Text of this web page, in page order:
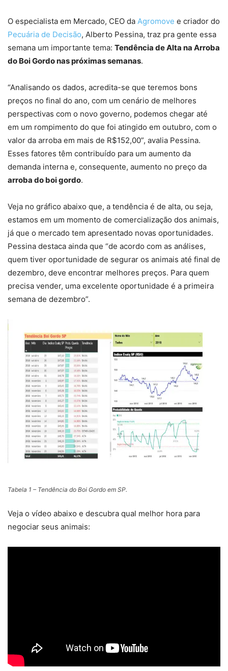
O especialista em Mercado, CEO da Agromove e criador do
Pecuária de Decisão, Alberto Pessina, traz pra gente essa
semana um importante tema: Tendência de Alta na Arroba
do Boi Gordo nas próximas semanas.
“Analisando os dados, acredita-se que teremos bons
preços no final do ano, com um cenário de melhores
perspectivas com o novo governo, podemos chegar até
em um rompimento do que foi atingido em outubro, com o
valor da arroba em mais de R$152,00”, avalia Pessina.
Esses fatores têm contribuído para um aumento da
demanda interna e, consequente, aumento no preço da
arroba do boi gordo.
Veja no gráfico abaixo que, a tendência é de alta, ou seja,
estamos em um momento de comercialização dos animais,
já que o mercado tem apresentado novas oportunidades.
Pessina destaca ainda que “de acordo com as análises,
quem tiver oportunidade de segurar os animais até final de
dezembro, deve encontrar melhores preços. Para quem
precisa vender, uma excelente oportunidade é a primeira
semana de dezembro”.
Tabela 1 – Tendência do Boi Gordo em SP.
Veja o vídeo abaixo e descubra qual melhor hora para
negociar seus animais: